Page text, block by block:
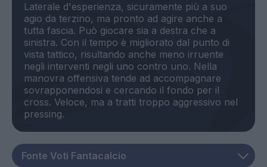
Laterale d'esperienza, sicuramente più a suo
agio da terzino, ma pronto ad agire anche a
tutta fascia. Può giocare sia a destra che a
sinistra. Con il tempo è migliorato dal punto di
vista tattico, risultando anche meno irruente
negli interventi negli uno contro uno. Nella
manovra offensiva tende ad accompagnare
sovrapponendosi e cercando il fondo per il
cross. Veloce, ma a tratti troppo aggressivo nel